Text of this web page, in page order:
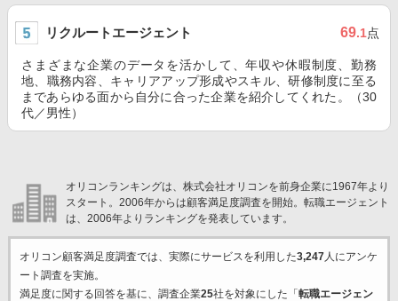
リクルートエージェント 69.1点
さまざまな企業のデータを活かして、年収や休暇制度、勤務
地、職務内容、キャリアアップ形成やスキル、研修制度に至る
まであらゆる面から自分に合った企業を紹介してくれた。（30
代／男性）
オリコンランキングは、株式会社オリコンを前身企業に1967年より
スタート。2006年からは顧客満足度調査を開始。転職エージェント
は、2006年よりランキングを発表しています。
オリコン顧客満足度調査では、実際にサービスを利用した3,247人にアンケ
ート調査を実施。
満足度に関する回答を基に、調査企業25社を対象にした「 転職エージェン